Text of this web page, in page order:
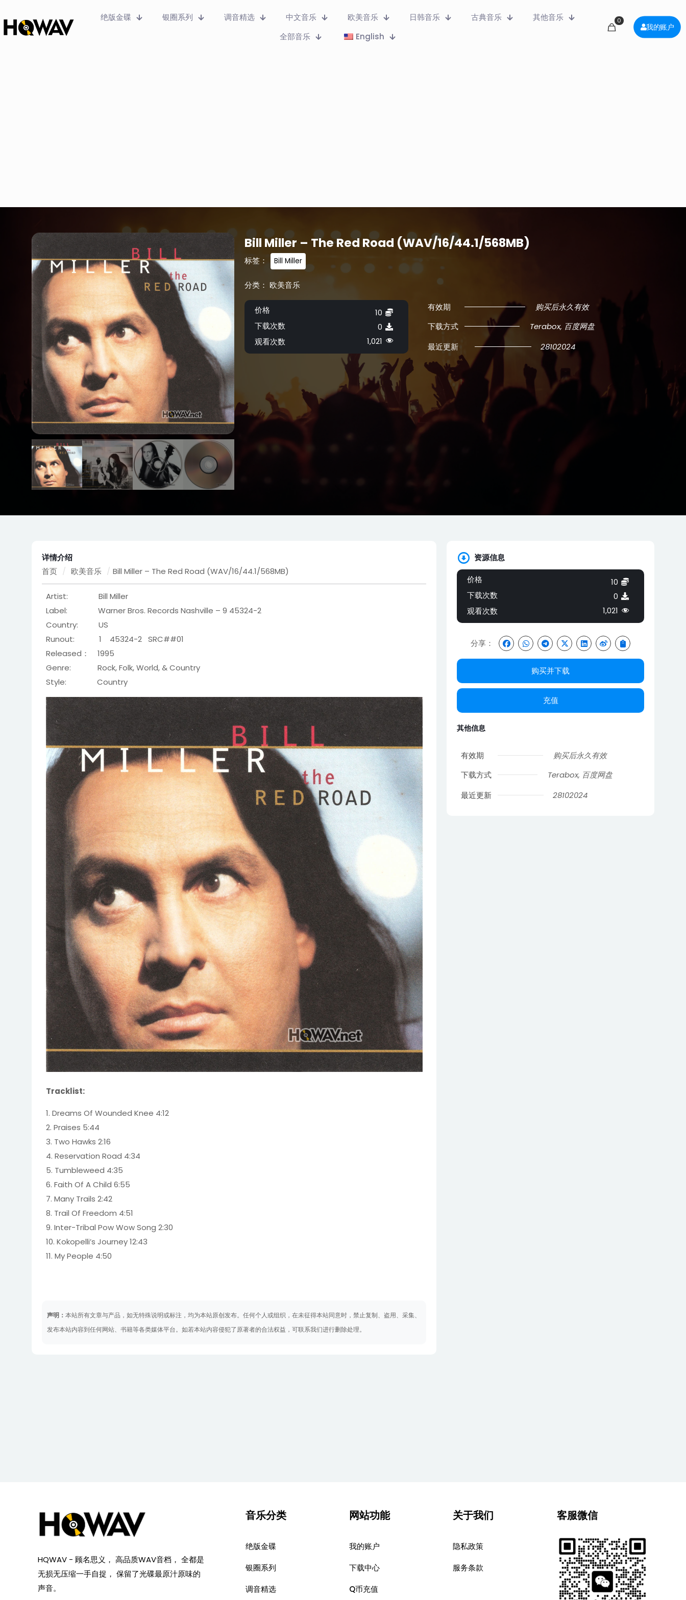
绝版金碟 银圈系列 调音精选 中文音乐 欧美音乐 日韩音乐 古典音乐
其他音乐
全部音乐
English
0
我的账户
Bill Miller – The Red Road (WAV/16/44.1/568MB)
标签： Bill Miller
分类： 欧美音乐
价格
下载次数
观看次数
10
0
1,021
有效期
购买后永久有效
下载方式
Terabox, 百度网盘
最近更新
28102024
详情介绍
首页 / 欧美音乐 / Bill Miller – The Red Road (WAV/16/44.1/568MB)
Artist: Bill Miller
Label: Warner Bros. Records Nashville – 9 45324-2
Country: US
Runout: 1 45324-2 SRC##01
Released： 1995
Genre: Rock, Folk, World, & Country
Style: Country
Tracklist:
1. Dreams Of Wounded Knee 4:12
2. Praises 5:44
3. Two Hawks 2:16
4. Reservation Road 4:34
5. Tumbleweed 4:35
6. Faith Of A Child 6:55
7. Many Trails 2:42
8. Trail Of Freedom 4:51
9. Inter-Tribal Pow Wow Song 2:30
10. Kokopelli’s Journey 12:43
11. My People 4:50
声明：本站所有文章与产品，如无特殊说明或标注，均为本站原创发布。任何个人或组织，在未征得本站同意时，禁止复制、盗用、采集、
发布本站内容到任何网站、书籍等各类媒体平台。如若本站内容侵犯了原著者的合法权益，可联系我们进行删除处理。
资源信息
价格
下载次数
观看次数
10
0
1,021
分享：
购买并下载
充值
其他信息
有效期
购买后永久有效
下载方式
Terabox, 百度网盘
最近更新
28102024
HQWAV - 顾名思义， 高品质WAV音档， 全都是
无损无压缩一手自捉， 保留了光碟最原汁原味的
声音。
音乐分类
绝版金碟
银圈系列
调音精选
网站功能
我的账户
下载中心
Q币充值
关于我们
隐私政策
服务条款
客服微信